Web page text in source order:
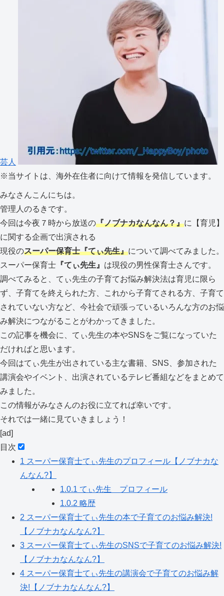
芸人
※当サイトは、海外在住者に向けて情報を発信しています。
みなさんこんにちは。
管理人のるきです。
今回は今夜７時から放送の『ノブナカなんなん？』に【育児】
に関する企画で出演される
現役のスーパー保育士『てぃ先生』について調べてみました。
スーパー保育士 『てぃ先生』 は現役の男性保育士さんです。
調べてみると、てぃ先生の子育てお悩み解決法は育児に限ら
ず、子育てを終えられた方、これから子育てされる方、子育て
されていない方など、今社会で頑張っているいろんな方のお悩
み解決につながることがわかってきました。
この記事を機会に、てぃ先生の本やSNSをご覧になっていた
だければと思います。
今回はてぃ先生が出されている主な書籍、SNS、参加された
講演会やイベント、出演されているテレビ番組などをまとめて
みました。
この情報がみなさんのお役に立てれば幸いです。
それでは一緒に見ていきましょう！
[ad]
目次
1 スーパー保育士てぃ先生のプロフィール【ノブナカな
んなん?】
1.0.1 てぃ先生 プロフィール
1.0.2 略歴
2 スーパー保育士てぃ先生の本で子育てのお悩み解決!
【ノブナカなんなん?】
3 スーパー保育士てぃ先生のSNSで子育てのお悩み解決!
【ノブナカなんなん?】
4 スーパー保育士てぃ先生の講演会で子育てのお悩み解
決!【ノブナカなんなん?】